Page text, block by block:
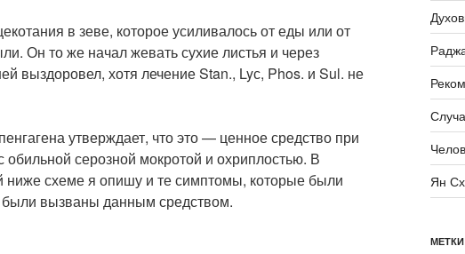
в зеве, которое усиливалось от еды или от
Он то же начал жевать сухие листья и через
выздоровел, хотя лечение Stan., Lyс, Phos. и Sul. не
утверждает, что это — ценное средство при
обильной серозной мокротой и охриплостью. В
ниже схеме я опишу и те симптомы, которые были
вызваны данным средством.
Ян
МЕТКИ